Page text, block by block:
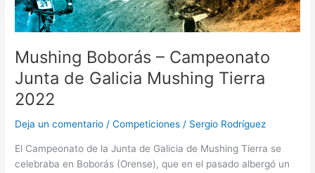
Mushing Boborás – Campeonato
Junta de Galicia Mushing Tierra
2022
Deja un comentario /Competiciones / Sergio Rodríguez
El Campeonato de la Junta de Galicia de Mushing Tierra se
celebraba en Boborás (Orense), que en el pasado albergó un